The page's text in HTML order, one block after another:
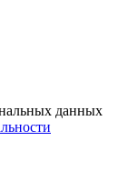
данных